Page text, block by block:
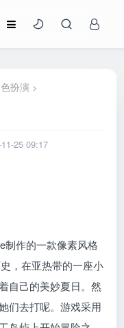
扮演 >
25 09:17
制作的一款像素风格
，在亚热带的一座小
自己的美妙夏日。然
们去打呢。游戏采用